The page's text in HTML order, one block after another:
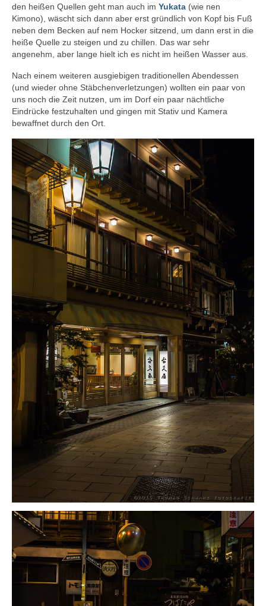
den heißen Quellen geht man auch im Yukata (wie nen
Kimono), wäscht sich dann aber erst gründlich von Kopf bis Fuß
neben dem Becken auf nem Hocker sitzend, um dann erst in die
heiße Quelle zu steigen und zu chillen. Das war sehr
angenehm, aber lange hielt ich es nicht im heißen Wasser aus.
Nach einem weiteren ausgiebigen traditionellen Abendessen
(und wieder ohne Stäbchenverletzungen) wollten ein paar von
uns noch die Zeit nutzen, um im Dorf ein paar nächtliche
Eindrücke festzuhalten und gingen mit Stativ und Kamera
bewaffnet durch den Ort.